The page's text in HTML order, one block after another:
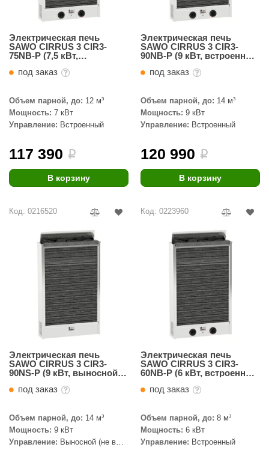
Электрическая печь
SAWO CIRRUS 3 CIR3-
75NB-P (7,5 кВт,
нержавейка)
под заказ
Объем парной, до: 12 м³
Мощность: 7 кВт
Управление: Встроенный
117 390 i
В корзину
Электрическая печь
SAWO CIRRUS 3 CIR3-
90NB-P (9 кВт, встроенный
под заказ
Объем парной, до: 14 м³
Мощность: 9 кВт
Управление: Встроенный
120 990 i
В корзину
Код: 0216520
Электрическая печь
SAWO CIRRUS 3 CIR3-
90NS-P (9 кВт, выносной
под заказ
Объем парной, до: 14 м³
Мощность: 9 кВт
Управление: Выносной (не в
Код: 0223960
Электрическая печь
SAWO CIRRUS 3 CIR3-
60NB-P (6 кВт, встроенный
под заказ
Объем парной, до: 8 м³
Мощность: 6 кВт
Управление: Встроенный